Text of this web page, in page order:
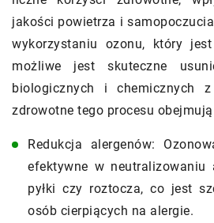
jakości powietrza i
wykorzystaniu ozonu, który
możliwe jest skuteczne
biologicznych i chemicznych
zdrowotne tego procesu
Redukcja alergenów:
efektywne w neutralizowaniu
pyłki czy roztocza, co jest
osób cierpiących na alergie.